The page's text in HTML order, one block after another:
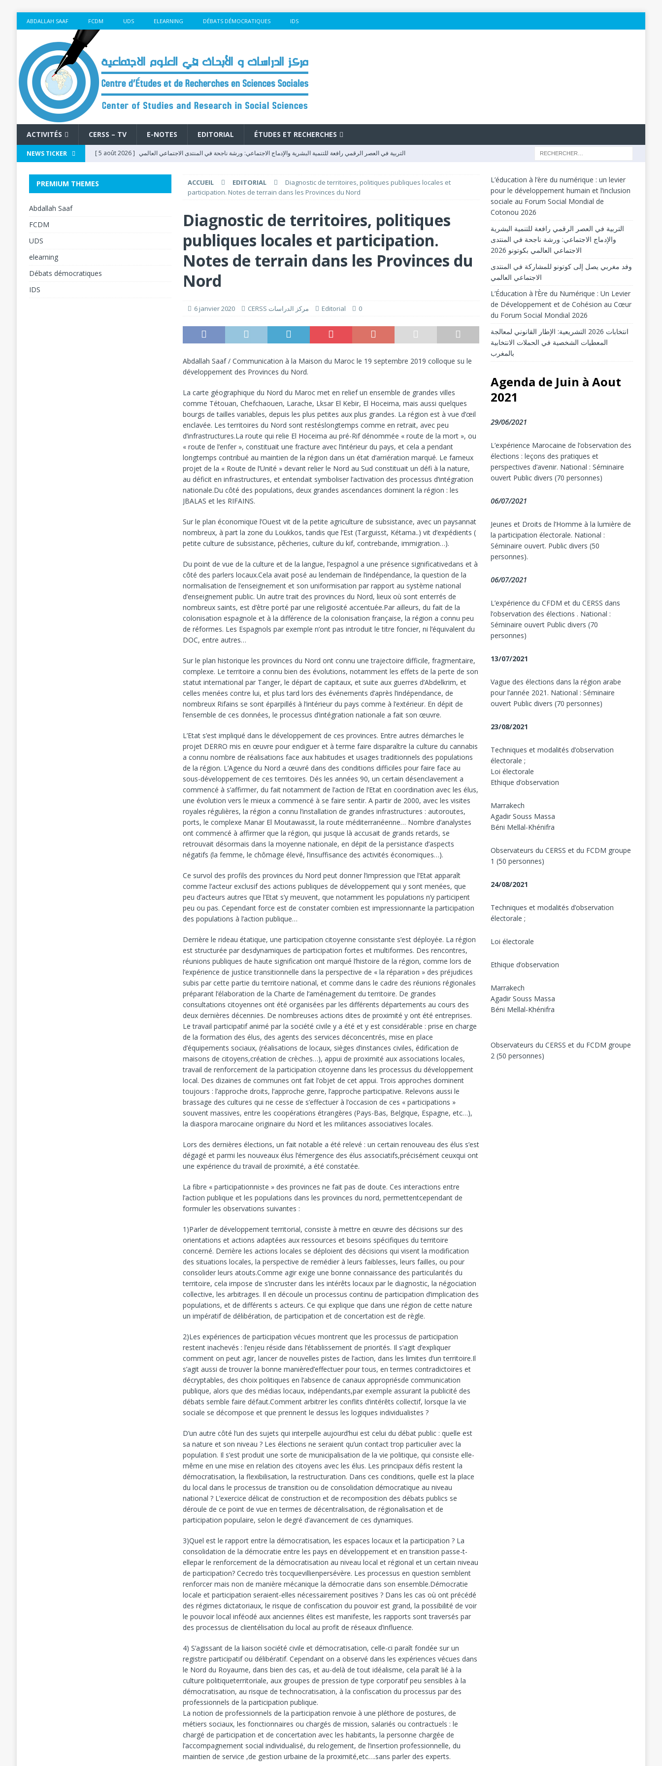
ABDALLAH SAAF FCDM UDS ELEARNING DÉBATS DÉMOCRATIQUES IDS
ACTIVITÉS CERSS – TV E-NOTES EDITORIAL ÉTUDES ET RECHERCHES
NEWS TICKER [ 5 août 2026 ] التربية في العصر الرقمي رافعة للتنمية البشرية والإدماج الاجتماعي: ورشة ناجحة في المنتدى الاجتماعي العالمي
[ 5 août 2026 ]
وفد مغربي يصل إلى كوتونو للمشاركة في المنتدى الاجتماعي العالمي
FSM - 2026
FSM - 2026
انتخابات 2026 التشريعية: الإطار القانوني لمعالجة المعطيات الشخصية في الحملات الانتخابية بالمغرب
[ 5 août 2026 ]
Forum Social Mondial de Cotonou 2026
FSM - 2026
ACCUEIL EDITORIAL
Diagnostic de territoires, politiques publiques locales et
participation. Notes de terrain dans les Provinces du Nord
Diagnostic de territoires, politiques
publiques locales et participation.
Notes de terrain dans les Provinces du
Nord
6 janvier 2020 CERSS مركز الدراسات Editorial 0
Abdallah Saaf / Communication à la Maison du Maroc le 19 septembre 2019 colloque su le
développement des Provinces du Nord.
La carte géographique du Nord du Maroc met en relief un ensemble de grandes villes
comme Tétouan, Chefchaouen, Larache, Lksar El Kebir, El Hoceima, mais aussi quelques
bourgs de tailles variables, depuis les plus petites aux plus grandes. La région est à vue d’œil
enclavée. Les territoires du Nord sont restéslongtemps comme en retrait, avec peu
d’infrastructures.La route qui relie El Hoceima au pré-Rif dénommée « route de la mort », ou
« route de l’enfer », constituait une fracture avec l’intérieur du pays, et cela a pendant
longtemps contribué au maintien de la région dans un état d’arriération marqué. Le fameux
projet de la « Route de l’Unité » devant relier le Nord au Sud constituait un défi à la nature,
au déficit en infrastructures, et entendait symboliser l’activation des processus d’intégration
nationale.Du côté des populations, deux grandes ascendances dominent la région : les
JBALAS et les RIFAINS.
Sur le plan économique l’Ouest vit de la petite agriculture de subsistance, avec un paysannat
nombreux, à part la zone du Loukkos, tandis que l’Est (Targuisst, Kétama..) vit d’expédients (
petite culture de subsistance, pêcheries, culture du kif, contrebande, immigration…).
Du point de vue de la culture et de la langue, l’espagnol a une présence significativedans et à
côté des parlers locaux.Cela avait posé au lendemain de l’indépendance, la question de la
normalisation de l’enseignement et son uniformisation par rapport au système national
d’enseignement public. Un autre trait des provinces du Nord, lieux où sont enterrés de
nombreux saints, est d’être porté par une religiosité accentuée.Par ailleurs, du fait de la
colonisation espagnole et à la différence de la colonisation française, la région a connu peu
de réformes. Les Espagnols par exemple n’ont pas introduit le titre foncier, ni l’équivalent du
DOC, entre autres…
Sur le plan historique les provinces du Nord ont connu une trajectoire difficile, fragmentaire,
complexe. Le territoire a connu bien des évolutions, notamment les effets de la perte de son
statut international par Tanger, le départ de capitaux, et suite aux guerres d’Abdelkrim, et
celles menées contre lui, et plus tard lors des événements d’après l’indépendance, de
nombreux Rifains se sont éparpillés à l’intérieur du pays comme à l’extérieur. En dépit de
l’ensemble de ces données, le processus d’intégration nationale a fait son œuvre.
L’Etat s’est impliqué dans le développement de ces provinces. Entre autres démarches le
projet DERRO mis en œuvre pour endiguer et à terme faire disparaître la culture du cannabis
a connu nombre de réalisations face aux habitudes et usages traditionnels des populations
de la région. L’Agence du Nord a œuvré dans des conditions difficiles pour faire face au
sous-développement de ces territoires. Dés les années 90, un certain désenclavement a
commencé à s’affirmer, du fait notamment de l’action de l’Etat en coordination avec les élus,
une évolution vers le mieux a commencé à se faire sentir. A partir de 2000, avec les visites
royales régulières, la région a connu l’installation de grandes infrastructures : autoroutes,
ports, le complexe Manar El Moutawassit, la route méditerranéenne… Nombre d’analystes
ont commencé à affirmer que la région, qui jusque là accusait de grands retards, se
retrouvait désormais dans la moyenne nationale, en dépit de la persistance d’aspects
négatifs (la femme, le chômage élevé, l’insuffisance des activités économiques…).
Ce survol des profils des provinces du Nord peut donner l’impression que l’Etat apparaît
comme l’acteur exclusif des actions publiques de développement qui y sont menées, que
peu d’acteurs autres que l’Etat s’y meuvent, que notamment les populations n’y participent
peu ou pas. Cependant force est de constater combien est impressionnante la participation
des populations à l’action publique…
Derrière le rideau étatique, une participation citoyenne consistante s’est déployée. La région
est structurée par desdynamiques de participation fortes et multiformes. Des rencontres,
réunions publiques de haute signification ont marqué l’histoire de la région, comme lors de
l’expérience de justice transitionnelle dans la perspective de « la réparation » des préjudices
subis par cette partie du territoire national, et comme dans le cadre des réunions régionales
préparant l’élaboration de la Charte de l’aménagement du territoire. De grandes
consultations citoyennes ont été organisées par les différents départements au cours des
deux dernières décennies. De nombreuses actions dites de proximité y ont été entreprises.
Le travail participatif animé par la société civile y a été et y est considérable : prise en charge
de la formation des élus, des agents des services déconcentrés, mise en place
d’équipements sociaux, (réalisations de locaux, sièges d’instances civiles, édification de
maisons de citoyens,création de crèches…), appui de proximité aux associations locales,
travail de renforcement de la participation citoyenne dans les processus du développement
local. Des dizaines de communes ont fait l’objet de cet appui. Trois approches dominent
toujours : l’approche droits, l’approche genre, l’approche participative. Relevons aussi le
brassage des cultures qui ne cesse de s’effectuer à l’occasion de ces « participations »
souvent massives, entre les coopérations étrangères (Pays-Bas, Belgique, Espagne, etc…),
la diaspora marocaine originaire du Nord et les militances associatives locales.
Lors des dernières élections, un fait notable a été relevé : un certain renouveau des élus s’est
dégagé et parmi les nouveaux élus l’émergence des élus associatifs,précisément ceuxqui ont
une expérience du travail de proximité, a été constatée.
La fibre « participationniste » des provinces ne fait pas de doute. Ces interactions entre
l’action publique et les populations dans les provinces du nord, permettentcependant de
formuler les observations suivantes :
1)Parler de développement territorial, consiste à mettre en œuvre des décisions sur des
orientations et actions adaptées aux ressources et besoins spécifiques du territoire
concerné. Derrière les actions locales se déploient des décisions qui visent la modification
des situations locales, la perspective de remédier à leurs faiblesses, leurs failles, ou pour
consolider leurs atouts.Comme agir exige une bonne connaissance des particularités du
territoire, cela impose de s’incruster dans les intérêts locaux par le diagnostic, la négociation
collective, les arbitrages. Il en découle un processus continu de participation d’implication des
populations, et de différents s acteurs. Ce qui explique que dans une région de cette nature
un impératif de délibération, de participation et de concertation est de règle.
2)Les expériences de participation vécues montrent que les processus de participation
restent inachevés : l’enjeu réside dans l’établissement de priorités. Il s’agit d’expliquer
comment on peut agir, lancer de nouvelles pistes de l’action, dans les limites d’un territoire.Il
s’agit aussi de trouver la bonne manièred’effectuer pour tous, en termes contradictoires et
décryptables, des choix politiques en l’absence de canaux appropriésde communication
publique, alors que des médias locaux, indépendants,par exemple assurant la publicité des
débats semble faire défaut.Comment arbitrer les conflits d’intérêts collectif, lorsque la vie
sociale se décompose et que prennent le dessus les logiques individualistes ?
D’un autre côté l’un des sujets qui interpelle aujourd’hui est celui du débat public : quelle est
sa nature et son niveau ? Les élections ne seraient qu’un contact trop particulier avec la
population. Il s’est produit une sorte de municipalisation de la vie politique, qui consiste elle-
même en une mise en relation des citoyens avec les élus. Les principaux défis restent la
démocratisation, la flexibilisation, la restructuration. Dans ces conditions, quelle est la place
du local dans le processus de transition ou de consolidation démocratique au niveau
national ? L’exercice délicat de construction et de recomposition des débats publics se
déroule de ce point de vue en termes de décentralisation, de régionalisation et de
participation populaire, selon le degré d’avancement de ces dynamiques.
3)Quel est le rapport entre la démocratisation, les espaces locaux et la participation ? La
consolidation de la démocratie entre les pays en développement et en transition passe-t-
ellepar le renforcement de la démocratisation au niveau local et régional et un certain niveau
de participation? Cecredo très tocquevillienpersévère. Les processus en question semblent
renforcer mais non de manière mécanique la démocratie dans son ensemble.Démocratie
locale et participation seraient-elles nécessairement positives ? Dans les cas où ont précédé
des régimes dictatoriaux, le risque de confiscation du pouvoir est grand, la possibilité de voir
le pouvoir local inféodé aux anciennes élites est manifeste, les rapports sont traversés par
des processus de clientélisation du local au profit de réseaux d’influence.
4) S’agissant de la liaison société civile et démocratisation, celle-ci paraît fondée sur un
registre participatif ou délibératif. Cependant on a observé dans les expériences vécues dans
le Nord du Royaume, dans bien des cas, et au-delà de tout idéalisme, cela paraît lié à la
culture politiqueterritoriale, aux groupes de pression de type corporatif peu sensibles à la
démocratisation, au risque de technocratisation, à la confiscation du processus par des
professionnels de la participation publique.
La notion de professionnels de la participation renvoie à une pléthore de postures, de
métiers sociaux, les fonctionnaires ou chargés de mission, salariés ou contractuels : le
chargé de participation et de concertation avec les habitants, la personne chargée de
l’accompagnement social individualisé, du relogement, de l’insertion professionnelle, du
maintien de service ,de gestion urbaine de la proximité,etc….sans parler des experts.
PREMIUM THEMES
Abdallah Saaf
FCDM
UDS
elearning
Débats démocratiques
IDS
L’éducation à l’ère du numérique : un levier
pour le développement humain et l’inclusion
sociale au Forum Social Mondial de
Cotonou 2026
التربية في العصر الرقمي رافعة للتنمية البشرية
والإدماج الاجتماعي: ورشة ناجحة في المنتدى
الاجتماعي العالمي بكوتونو 2026
وفد مغربي يصل إلى كوتونو للمشاركة في المنتدى
الاجتماعي العالمي
L’Éducation à l’Ère du Numérique : Un Levier
de Développement et de Cohésion au Cœur
du Forum Social Mondial 2026
انتخابات 2026 التشريعية: الإطار القانوني لمعالجة
المعطيات الشخصية في الحملات الانتخابية
بالمغرب
Agenda de Juin à Aout
2021
29/06/2021
L’expérience Marocaine de l’observation des
élections : leçons des pratiques et
perspectives d’avenir. National : Séminaire
ouvert Public divers (70 personnes)
06/07/2021
Jeunes et Droits de l’Homme à la lumière de
la participation électorale. National :
Séminaire ouvert. Public divers (50
personnes).
06/07/2021
L’expérience du CFDM et du CERSS dans
l’observation des élections . National :
Séminaire ouvert Public divers (70
personnes)
13/07/2021
Vague des élections dans la région arabe
pour l’année 2021. National : Séminaire
ouvert Public divers (70 personnes)
23/08/2021
Techniques et modalités d’observation
électorale ;
Loi électorale
Ethique d’observation
Marrakech
Agadir Souss Massa
Béni Mellal-Khénifra
Observateurs du CERSS et du FCDM groupe
1 (50 personnes)
24/08/2021
Techniques et modalités d’observation
électorale ;
Loi électorale
Ethique d’observation
Marrakech
Agadir Souss Massa
Béni Mellal-Khénifra
Observateurs du CERSS et du FCDM groupe
2 (50 personnes)